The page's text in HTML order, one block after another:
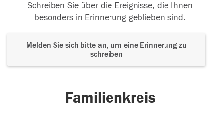
22.05.2023
Schreiben Sie über die Ereignisse, die Ihnen
besonders in Erinnerung geblieben sind.
Melden Sie sich bitte an, um eine Erinnerung zu
schreiben
Familienkreis